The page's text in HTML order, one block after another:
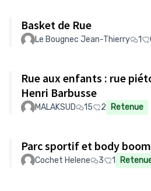
Basket de Rue
Le Bougnec Jean-Thierry 1
Rue aux enfants : rue
Henri Barbusse
MALAKSUD 15 2 Retenue
Parc sportif et body
Cochet Helene 3 1